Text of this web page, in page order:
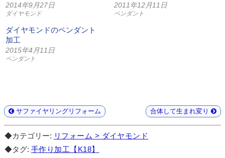
2014年9月27日
ダイヤモンド
2011年12月11日
ペンダント
ダイヤモンドのペンダント
加工
2015年4月11日
ペンダント
サファイヤリングリフォーム 合体して生まれ変り
◆カテゴリー: リフォーム > ダイヤモンド
◆タグ: 手作り加工【K18】